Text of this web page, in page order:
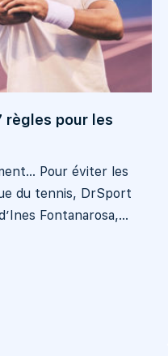
règles pour les
Pour éviter les
du tennis, DrSport
Fontanarosa,...